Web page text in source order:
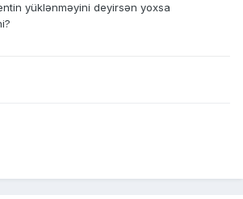
yüklənməyini deyirsən yoxsa